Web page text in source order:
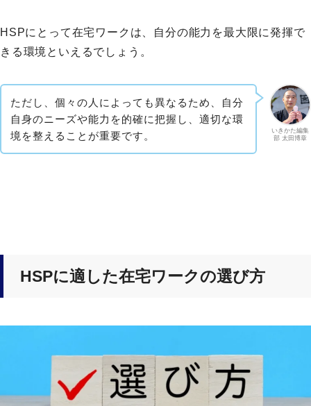
HSPにとって在宅ワークは、自分の能力を最大限に発揮で
きる環境といえるでしょう。
いきかた編集
部 太田博章
ただし、個々の人によっても異なるため、自分
自身のニーズや能力を的確に把握し、適切な環
境を整えることが重要です。
HSPに適した在宅ワークの選び方